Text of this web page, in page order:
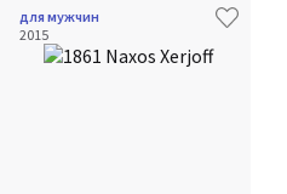
для мужчин
2015